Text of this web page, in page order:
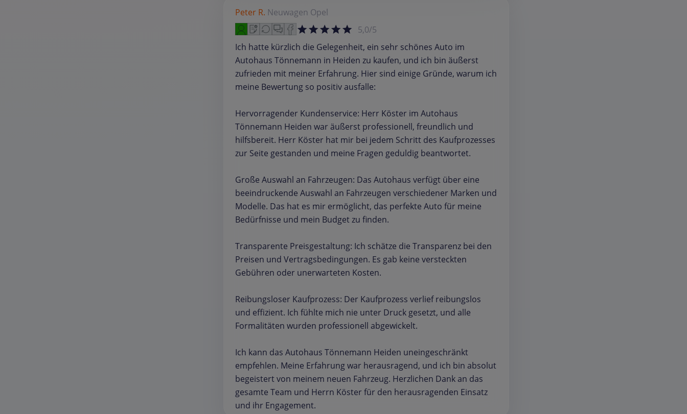
Peter R. Neuwagen Opel
5,0/5
Ich hatte kürzlich die Gelegenheit, ein sehr schönes Auto im
Autohaus Tönnemann in Heiden zu kaufen, und ich bin äußerst
zufrieden mit meiner Erfahrung. Hier sind einige Gründe, warum ich
meine Bewertung so positiv ausfalle:
Hervorragender Kundenservice: Herr Köster im Autohaus
Tönnemann Heiden war äußerst professionell, freundlich und
hilfsbereit. Herr Köster hat mir bei jedem Schritt des Kaufprozesses
zur Seite gestanden und meine Fragen geduldig beantwortet.
Große Auswahl an Fahrzeugen: Das Autohaus verfügt über eine
beeindruckende Auswahl an Fahrzeugen verschiedener Marken und
Modelle. Das hat es mir ermöglicht, das perfekte Auto für meine
Bedürfnisse und mein Budget zu finden.
Transparente Preisgestaltung: Ich schätze die Transparenz bei den
Preisen und Vertragsbedingungen. Es gab keine versteckten
Gebühren oder unerwarteten Kosten.
Reibungsloser Kaufprozess: Der Kaufprozess verlief reibungslos
und effizient. Ich fühlte mich nie unter Druck gesetzt, und alle
Formalitäten wurden professionell abgewickelt.
Ich kann das Autohaus Tönnemann Heiden uneingeschränkt
empfehlen. Meine Erfahrung war herausragend, und ich bin absolut
begeistert von meinem neuen Fahrzeug. Herzlichen Dank an das
gesamte Team und Herrn Köster für den herausragenden Einsatz
und ihr Engagement.